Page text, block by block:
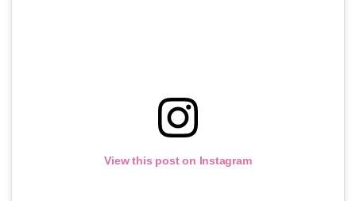
View this post on Instagram